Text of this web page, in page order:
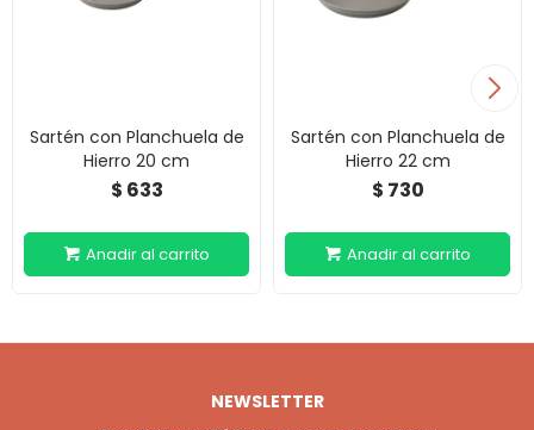
Sartén con Planchuela de
Hierro 20 cm
$ 633
Sartén con Planchuela de
Hierro 22 cm
$ 730
NEWSLETTER